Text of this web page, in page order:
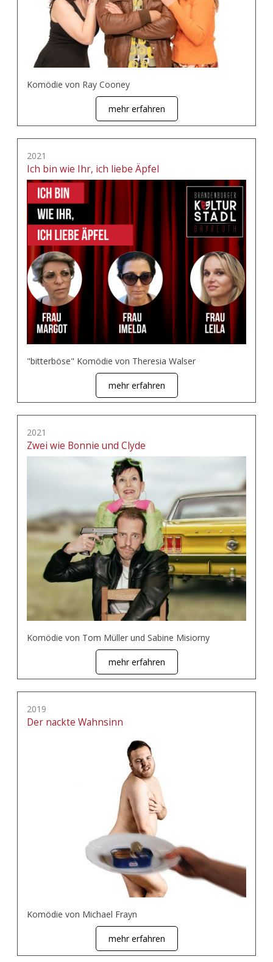
Komödie von Ray Cooney
mehr erfahren
2021
Ich bin wie Ihr, ich liebe Äpfel
"bitterböse" Komödie von Theresia Walser
mehr erfahren
2021
Zwei wie Bonnie und Clyde
Komödie von Tom Müller und Sabine Misiorny
mehr erfahren
2019
Der nackte Wahnsinn
Komödie von Michael Frayn
mehr erfahren